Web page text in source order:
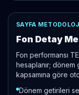
SAYFA
Fon Detay
Fon performansı
hesaplanır;
kapsamına göre
Dönem getirileri